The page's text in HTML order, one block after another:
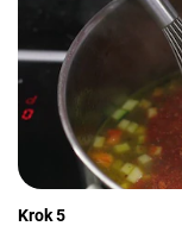
Krok 5